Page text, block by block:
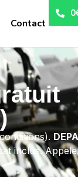
Contact
inclus.